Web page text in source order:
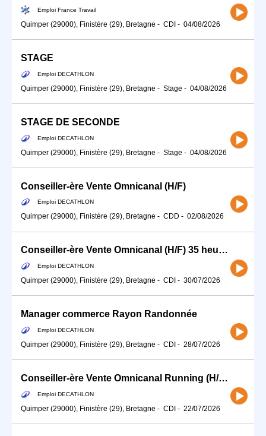
Emploi France Travail
Quimper (29000), Finistère (29), Bretagne - CDI - 04/08/2026
STAGE
Emploi DECATHLON
Quimper (29000), Finistère (29), Bretagne - Stage - 04/08/2026
STAGE DE SECONDE
Emploi DECATHLON
Quimper (29000), Finistère (29), Bretagne - Stage - 04/08/2026
Conseiller-ère Vente Omnicanal (H/F)
Emploi DECATHLON
Quimper (29000), Finistère (29), Bretagne - CDD - 02/08/2026
Conseiller-ère Vente Omnicanal (H/F) 35 heures
Emploi DECATHLON
Quimper (29000), Finistère (29), Bretagne - CDI - 30/07/2026
Manager commerce Rayon Randonnée
Emploi DECATHLON
Quimper (29000), Finistère (29), Bretagne - CDI - 28/07/2026
Conseiller-ère Vente Omnicanal Running (H/F) - 20h Temps partiel
Emploi DECATHLON
Quimper (29000), Finistère (29), Bretagne - CDI - 22/07/2026